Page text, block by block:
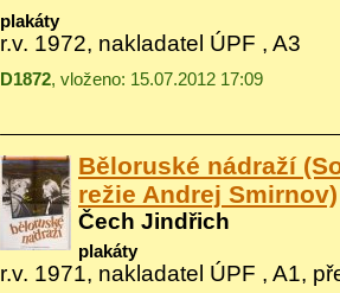
plakáty
r.v. 1972, nakladatel ÚPF , A3
D1872, vloženo: 15.07.2012 17:09
Běloruské nádraží
režie Andrej Smirnov)
Čech Jindřich
plakáty
r.v. 1971, nakladatel ÚPF , A1,